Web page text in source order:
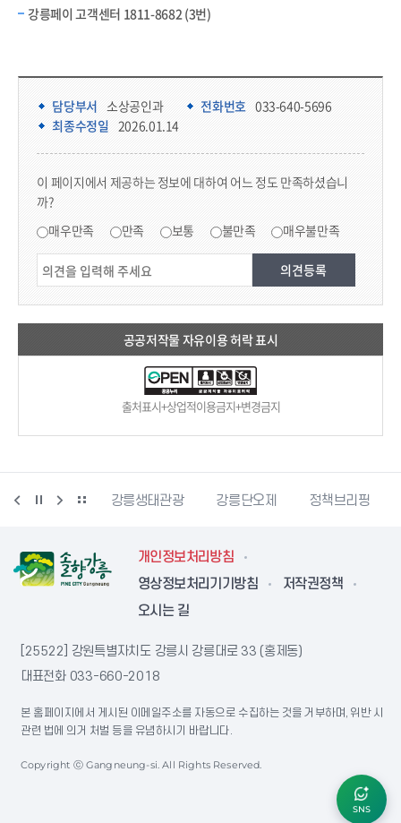
강릉페이 고객센터 1811-8682 (3번)
담당부서 소상공인과 전화번호 033-640-5696
최종수정일 2026.01.14
이 페이지에서 제공하는 정보에 대하여 어느 정도 만족하셨습니
까?
매우만족 만족 보통 불만족 매우불만족
공공저작물 자유이용 허락 표시
출처표시+상업적이용금지+변경금지
동물사랑센터 강릉생태관광 강릉단오제 정책브리핑
개인정보처리방침
영상정보처리기기방침
저작권정책
오시는 길
[25522] 강원특별자치도 강릉시 강릉대로 33 (홍제동)
대표전화 033-660-2018
본 홈페이지에서 게시된 이메일주소를 자동으로 수집하는 것을 거부하며, 위반 시
관련 법에 의거 처벌 등을 유념하시기 바랍니다.
Copyright ⓒ Gangneung-si. All Rights Reserved.
SNS